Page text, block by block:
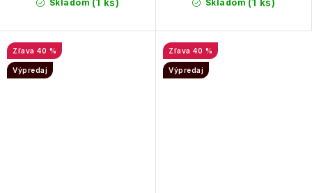
Skladom (1 ks) Skladom (1 ks)
40 %
Výpredaj
40 %
Výpredaj